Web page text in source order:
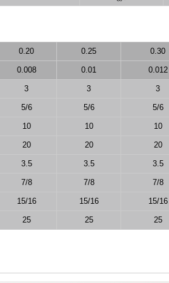
0.20 0.25 0.30
0.008 0.01 0.012
3 3 3
5/6 5/6 5/6
10 10 10
20 20 20
3.5 3.5 3.5
7/8 7/8 7/8
15/16 15/16 15/16
25 25 25